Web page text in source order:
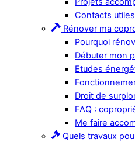
Contacts utiles
Rénover ma
Pourquoi
Débuter mon
Etudes
Droit de
FAQ :
Me faire
Quels travaux